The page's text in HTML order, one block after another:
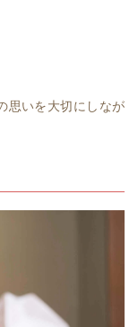
思いを大切にしなが